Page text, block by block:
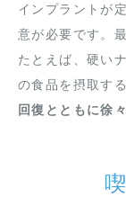
インプラントが
意が必要です。
たとえば、硬い
の食品を摂取す
回復とともに徐